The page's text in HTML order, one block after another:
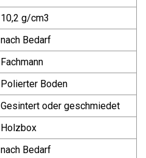
10,2 g/cm3
nach Bedarf
Fachmann
Polierter Boden
Gesintert oder geschmiedet
Holzbox
nach Bedarf